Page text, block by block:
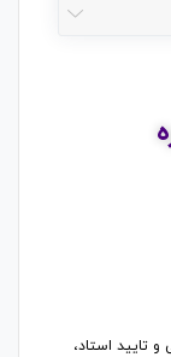
و تایید استاد،